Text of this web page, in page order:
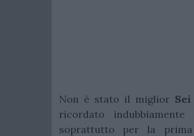
Non è stato il miglior Sei
ricordato
soprattutto per la